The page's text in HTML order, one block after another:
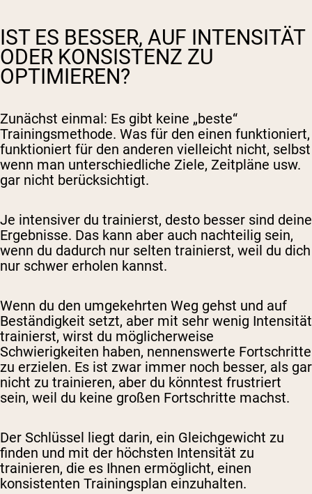
IST ES BESSER, AUF INTENSITÄT
ODER KONSISTENZ ZU
OPTIMIEREN?
Zunächst einmal: Es gibt keine „beste“
Trainingsmethode. Was für den einen funktioniert,
funktioniert für den anderen vielleicht nicht, selbst
wenn man unterschiedliche Ziele, Zeitpläne usw.
gar nicht berücksichtigt.
Je intensiver du trainierst, desto besser sind deine
Ergebnisse. Das kann aber auch nachteilig sein,
wenn du dadurch nur selten trainierst, weil du dich
nur schwer erholen kannst.
Wenn du den umgekehrten Weg gehst und auf
Beständigkeit setzt, aber mit sehr wenig Intensität
trainierst, wirst du möglicherweise
Schwierigkeiten haben, nennenswerte Fortschritte
zu erzielen. Es ist zwar immer noch besser, als gar
nicht zu trainieren, aber du könntest frustriert
sein, weil du keine großen Fortschritte machst.
Der Schlüssel liegt darin, ein Gleichgewicht zu
finden und mit der höchsten Intensität zu
trainieren, die es Ihnen ermöglicht, einen
konsistenten Trainingsplan einzuhalten.